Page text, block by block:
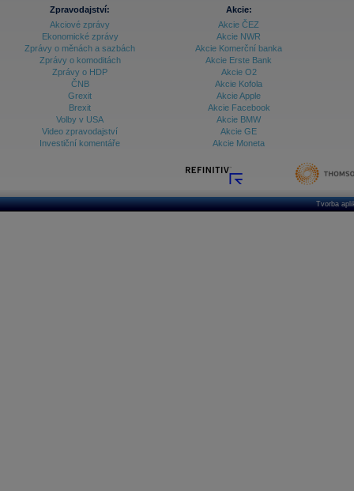
Zpravodajství:
Akciové zprávy
Ekonomické zprávy
Zprávy o měnách a sazbách
Zprávy o komoditách
Zprávy o HDP
ČNB
Grexit
Brexit
Volby v USA
Video zpravodajství
Investiční komentáře
Akcie:
Akcie ČEZ
Akcie NWR
Akcie Komerční banka
Akcie Erste Bank
Akcie O2
Akcie Kofola
Akcie Apple
Akcie Facebook
Akcie BMW
Akcie GE
Akcie Moneta
Tvorba